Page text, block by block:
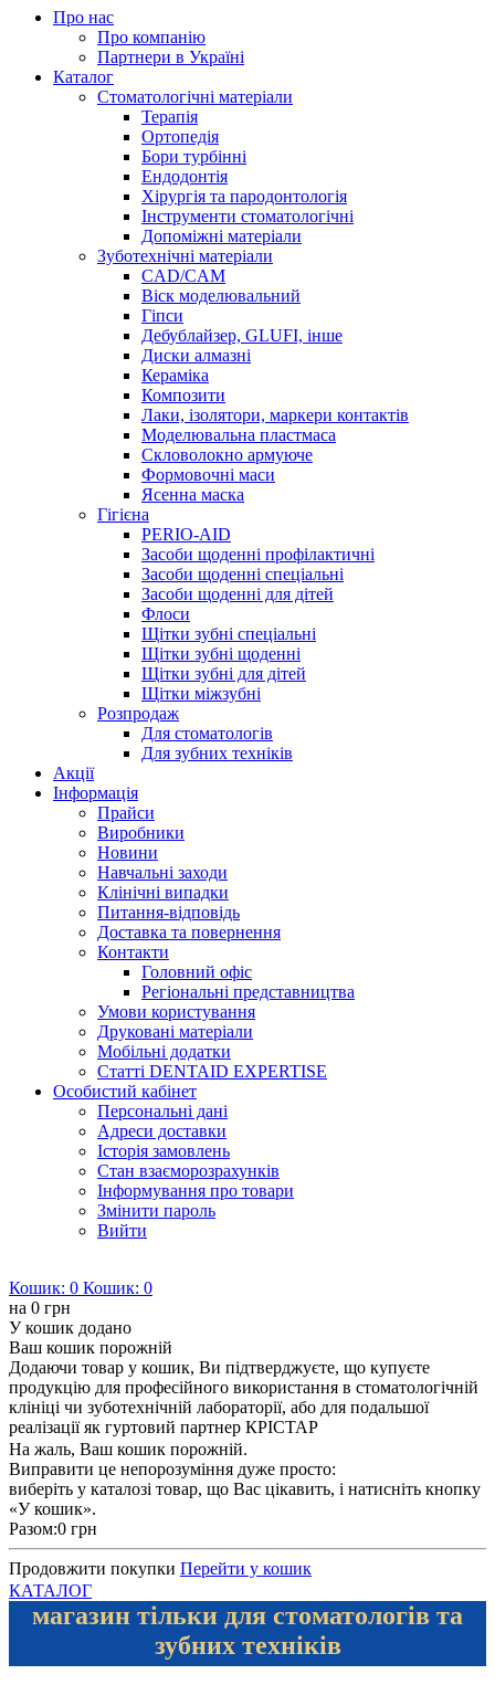
Про нас
Про компанію
Партнери в Україні
Каталог
Стоматологічні матеріали
Терапія
Ортопедія
Бори турбінні
Ендодонтія
Хірургія та пародонтологія
Інструменти стоматологічні
Допоміжні матеріали
Зуботехнічні матеріали
CAD/CAM
Віск моделювальний
Гіпси
Дебублайзер, GLUFI, інше
Диски алмазні
Кераміка
Композити
Лаки, ізолятори, маркери контактів
Моделювальна пластмаса
Скловолокно армуюче
Формовочні маси
Ясенна маска
Гігієна
PERIO-AID
Засоби щоденні профілактичні
Засоби щоденні спеціальні
Засоби щоденні для дітей
Флоси
Щітки зубні спеціальні
Щітки зубні щоденні
Щітки зубні для дітей
Щітки міжзубні
Розпродаж
Для стоматологів
Для зубних техніків
Акції
Інформація
Прайси
Виробники
Новини
Навчальні заходи
Клінічні випадки
Питання-відповідь
Доставка та повернення
Контакти
Головний офіс
Регіональні представництва
Умови користування
Друковані матеріали
Мобільні додатки
Статті DENTAID EXPERTISE
Особистий кабінет
Персональні дані
Адреси доставки
Історія замовлень
Стан взаєморозрахунків
Інформування про товари
Змінити пароль
Вийти
Кошик: 0 Кошик: 0
на 0 грн
У кошик додано
Ваш кошик порожній
Додаючи товар у кошик, Ви підтверджуєте, що купуєте
продукцію для професійного використання в стоматологічній
клініці чи зуботехнічній лабораторії, або для подальшої
реалізації як гуртовий партнер КРІСТАР
На жаль, Ваш кошик порожній.
Виправити це непорозуміння дуже просто:
виберіть у каталозі товар, що Вас цікавить, і натисніть кнопку
«У кошик».
Разом:0 грн
Продовжити покупки Перейти у кошик
КАТАЛОГ
магазин тільки для стоматологів та
зубних техніків